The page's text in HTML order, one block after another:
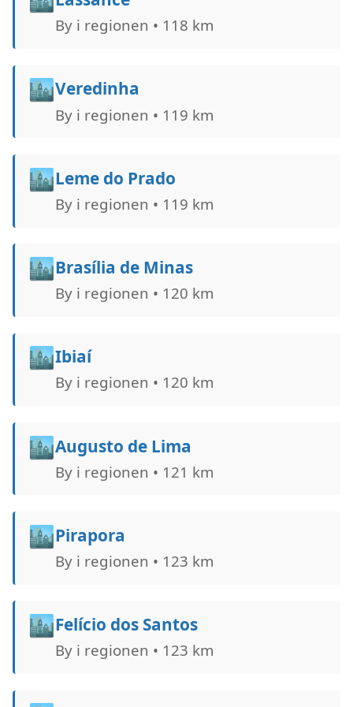
By i regionen • 118 km
🏙️Veredinha
By i regionen • 119 km
🏙️Leme do Prado
By i regionen • 119 km
🏙️Brasília de Minas
By i regionen • 120 km
🏙️Ibiaí
By i regionen • 120 km
🏙️Augusto de Lima
By i regionen • 121 km
🏙️Pirapora
By i regionen • 123 km
🏙️Felício dos Santos
By i regionen • 123 km